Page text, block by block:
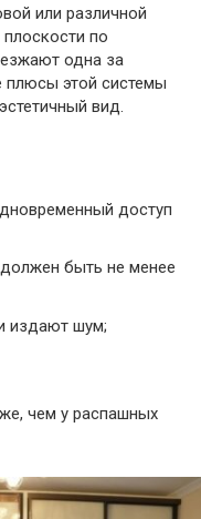
или различной
по
одна за
плюсы этой системы
вид.
доступ
быть не менее
издают шум;
чем у распашных